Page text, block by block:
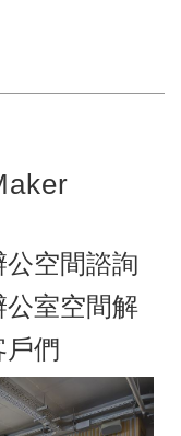
空間諮詢
室空間解
們